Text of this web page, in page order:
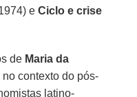
eCiclo e crise
de Maria da
contexto do pós-
latino-